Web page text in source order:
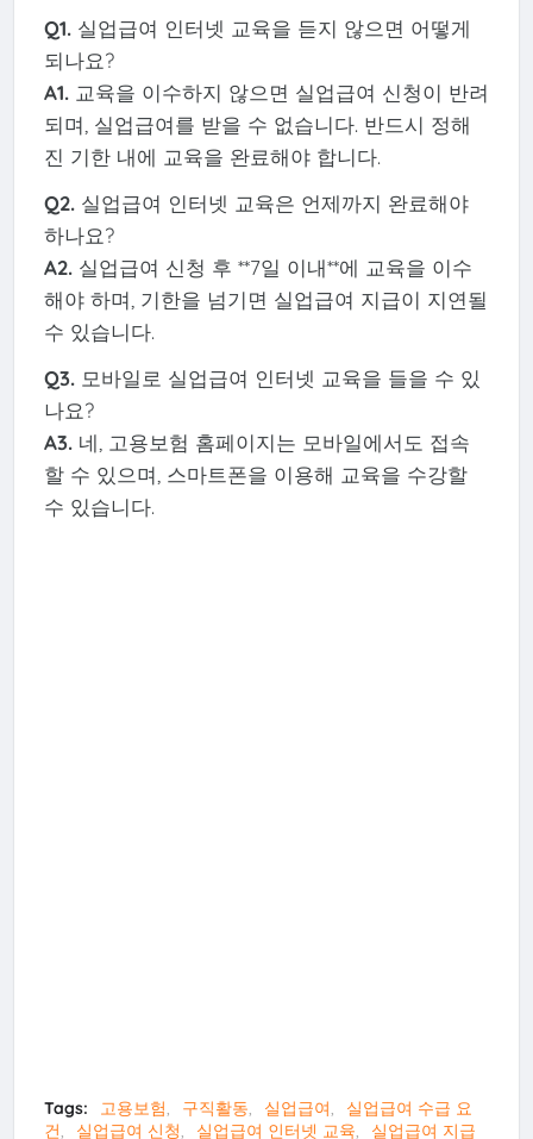
Q1.실업급여 인터넷 교육을 듣지 않으면 어떻게
되나요?
A1.교육을 이수하지 않으면 실업급여 신청이 반려
되며, 실업급여를 받을 수 없습니다. 반드시 정해
진 기한 내에 교육을 완료해야 합니다.
Q2.실업급여 인터넷 교육은 언제까지 완료해야
하나요?
A2.실업급여 신청 후 **7일 이내**에 교육을 이수
해야 하며, 기한을 넘기면 실업급여 지급이 지연될
수 있습니다.
Q3.모바일로 실업급여 인터넷 교육을 들을 수 있
나요?
A3.네, 고용보험 홈페이지는 모바일에서도 접속
할 수 있으며, 스마트폰을 이용해 교육을 수강할
수 있습니다.
Tags: 고용보험 구직활동 실업급여
실업급여 수급 요
건
실업급여 신청 실업급여 인터넷 교육
실업급여 지급